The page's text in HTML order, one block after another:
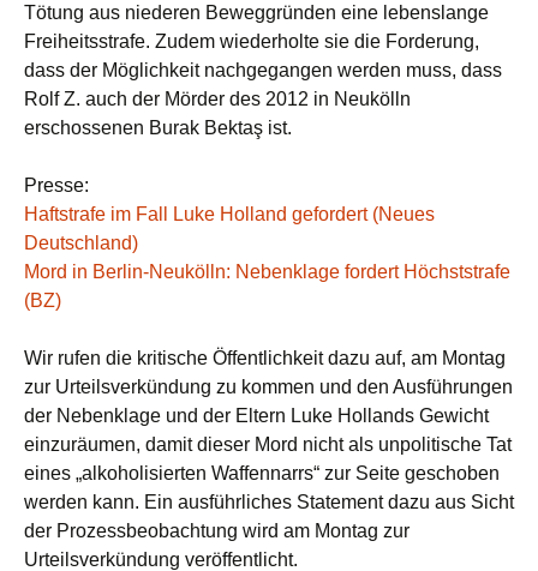
Tötung aus niederen Beweggründen eine lebenslange
Freiheitsstrafe. Zudem wiederholte sie die Forderung,
dass der Möglichkeit nachgegangen werden muss, dass
Rolf Z. auch der Mörder des 2012 in Neukölln
erschossenen Burak Bektaş ist.
Presse:
Haftstrafe im Fall Luke Holland gefordert (Neues
Deutschland)
Mord in Berlin-Neukölln: Nebenklage fordert Höchststrafe
(BZ)
Wir rufen die kritische Öffentlichkeit dazu auf, am Montag
zur Urteilsverkündung zu kommen und den Ausführungen
der Nebenklage und der Eltern Luke Hollands Gewicht
einzuräumen, damit dieser Mord nicht als unpolitische Tat
eines „alkoholisierten Waffennarrs“ zur Seite geschoben
werden kann. Ein ausführliches Statement dazu aus Sicht
der Prozessbeobachtung wird am Montag zur
Urteilsverkündung veröffentlicht.